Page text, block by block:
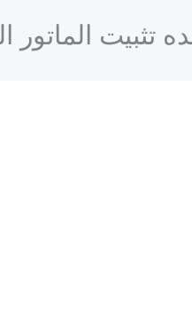
تثبيت الماتور